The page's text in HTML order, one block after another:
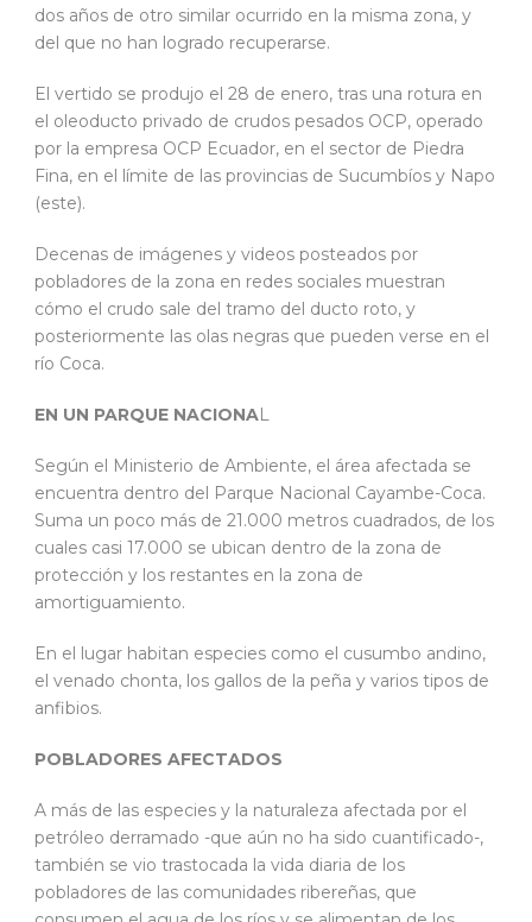
dos años de otro similar ocurrido en la misma zona, y
del que no han logrado recuperarse.
El vertido se produjo el 28 de enero, tras una rotura en
el oleoducto privado de crudos pesados OCP, operado
por la empresa OCP Ecuador, en el sector de Piedra
Fina, en el límite de las provincias de Sucumbíos y Napo
(este).
Decenas de imágenes y videos posteados por
pobladores de la zona en redes sociales muestran
cómo el crudo sale del tramo del ducto roto, y
posteriormente las olas negras que pueden verse en el
río Coca.
EN UN PARQUE NACIONAL
Según el Ministerio de Ambiente, el área afectada se
encuentra dentro del Parque Nacional Cayambe-Coca.
Suma un poco más de 21.000 metros cuadrados, de los
cuales casi 17.000 se ubican dentro de la zona de
protección y los restantes en la zona de
amortiguamiento.
En el lugar habitan especies como el cusumbo andino,
el venado chonta, los gallos de la peña y varios tipos de
anfibios.
POBLADORES AFECTADOS
A más de las especies y la naturaleza afectada por el
petróleo derramado -que aún no ha sido cuantificado-,
también se vio trastocada la vida diaria de los
pobladores de las comunidades ribereñas, que